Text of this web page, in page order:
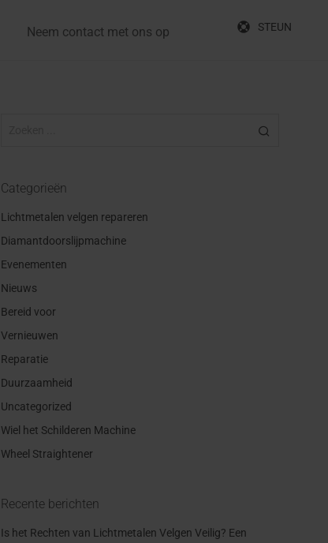
Neem contact met ons op STEUN
Categorieën
Lichtmetalen velgen repareren
Diamantdoorslijpmachine
Evenementen
Nieuws
Bereid voor
Vernieuwen
Reparatie
Duurzaamheid
Uncategorized
Wiel het Schilderen Machine
Wheel Straightener
Recente berichten
Is het Rechten van Lichtmetalen Velgen Veilig? Een